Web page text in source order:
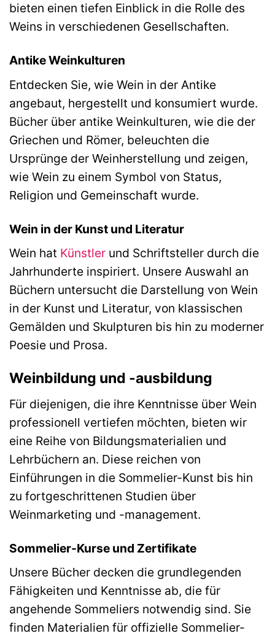
bieten einen tiefen Einblick in die Rolle des
Weins in verschiedenen Gesellschaften.
Antike Weinkulturen
Entdecken Sie, wie Wein in der Antike
angebaut, hergestellt und konsumiert wurde.
Bücher über antike Weinkulturen, wie die der
Griechen und Römer, beleuchten die
Ursprünge der Weinherstellung und zeigen,
wie Wein zu einem Symbol von Status,
Religion und Gemeinschaft wurde.
Wein in der Kunst und Literatur
Wein hat Künstler und Schriftsteller durch die
Jahrhunderte inspiriert. Unsere Auswahl an
Büchern untersucht die Darstellung von Wein
in der Kunst und Literatur, von klassischen
Gemälden und Skulpturen bis hin zu moderner
Poesie und Prosa.
Weinbildung und -ausbildung
Für diejenigen, die ihre Kenntnisse über Wein
professionell vertiefen möchten, bieten wir
eine Reihe von Bildungsmaterialien und
Lehrbüchern an. Diese reichen von
Einführungen in die Sommelier-Kunst bis hin
zu fortgeschrittenen Studien über
Weinmarketing und -management.
Sommelier-Kurse und Zertifikate
Unsere Bücher decken die grundlegenden
Fähigkeiten und Kenntnisse ab, die für
angehende Sommeliers notwendig sind. Sie
finden Materialien für offizielle Sommelier-